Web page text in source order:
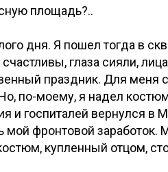
площадь?..
дня. Я пошел тогда в
глаза сияли,
праздник. Для меня
по-моему, я надел
и госпиталей вернулся в
фронтовой заработок.
купленный отцом,